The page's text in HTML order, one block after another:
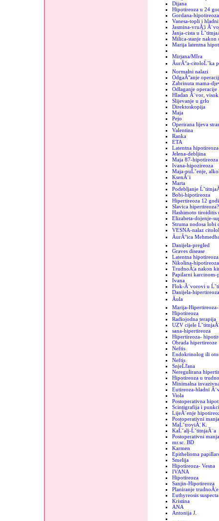
Dijana
Hipotireoza u 24
Gordana-hipotireoza
Vanesa-topli i
Jasmina-vruĂ¦i
Janja-cista u
Milica-stanje nakon
Marija latentna
Mirjana/MIra
ĂurĂ°a-citoloĹˇka
Normalni nalazi
OdgaĂ°anje
Zabrinuta mama-
Odlaganje
Hladan Ă¨vor,
Slijevanje u grlo
Direktoskopija
Maja
Pejo
Operirana lijeva
Valentina
Ranka
ETA
Latentna
Jelena-debljina
Maja 87-hipotireoza
Ivana-hipozireoza
Maja-puĹˇenje,
KsenĂ¨i
Marta
Podebljanje
Bobi-hipotireoza
Hipertireoza 12
Slavica hipertireoza?
Hashimoto tiroiditis
Elizabeta-dojenje-
Struma nodosa lobi
VESNA-nalaz
ĂurĂ°ica
Danijela-pregled
Graves disease
Latentna hipotireoza
Nikolina-hipotireoza
TrudnoĂ¦a nakon
Papilarni karcinom-
Ivana
Flok-Ă¨vorovi u
Danijela-hipertireoza
Ăula
Marija-
Hipotireoza
Radiojodna terapija
UZV cijele
sana-hipertireoza
Hipertireoza-
Obrada hipertireoze
Neftis
Endokrinolog ili
Neftis
SnjeĹľana
Neregulirana
Hipotireoza u
Minimalna
Eutireoza-hladni
Viola
Postoperativna
Scintigrafija i
LijeĂ¨enje
Postoperativni
MaĹˇtroviĂ¦ K.
KaĹˇalj-ĹˇtitnjaĂ¨a
Postoperativni
mr.sc. BD
Karmen
Epithelioma
Smelija
Hipotireoza- Vesna
IVANA
Hipotireoza
Sanjin-Hipotireoza
Planiranje trudnoĂ¦e
Euthyreosis suspecta
Kristina
ANA
Antonija J.